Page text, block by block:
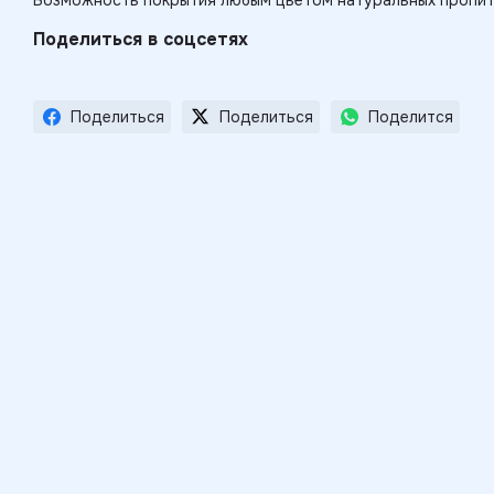
Поделиться в соцсетях
Поделиться Поделиться Поделится